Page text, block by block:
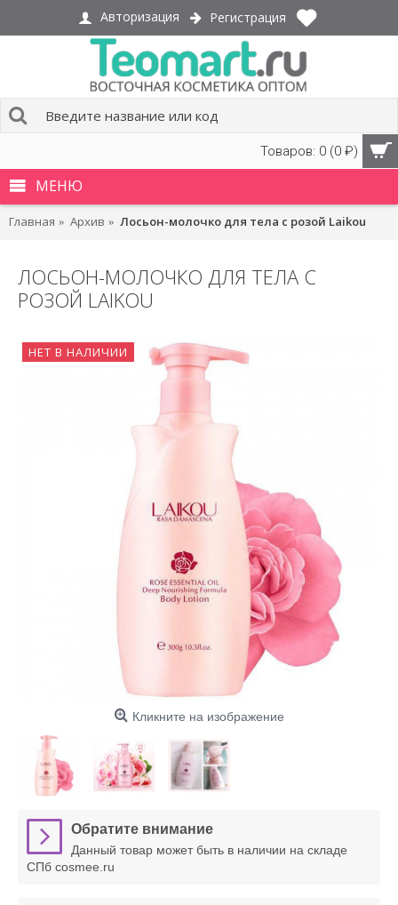
Авторизация Регистрация
Товаров: 0 (0 ₽)
МЕНЮ
Главная Архив Лосьон-молочко для тела с розой Laikou
ЛОСЬОН-МОЛОЧКО ДЛЯ ТЕЛА С
РОЗОЙ LAIKOU
НЕТ В НАЛИЧИИ
Кликните на изображение
Обратите внимание
Данный товар может быть в наличии на складе
СПб cosmee.ru